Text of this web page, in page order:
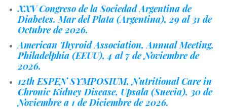
XXV Congreso de la Sociedad Argentina de
Diabetes. Mar del Plata (Argentina), 29 al 31 de
Octubre de 2026.
American Thyroid Association, Annual Meeting,
Philadelphia (EEUU), 4 al 7 de Noviembre de
2026.
12th ESPEN SYMPOSIUM, Nutritional Care in
Chronic Kidney Disease, Upsala (Suecia), 30 de
Noviembre a 1 de Diciembre de 2026.